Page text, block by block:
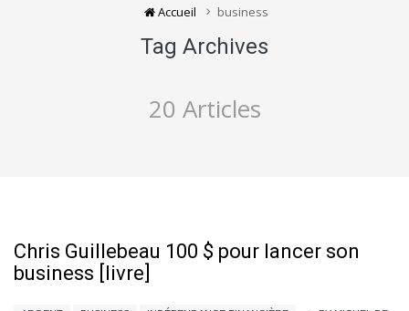
Accueil business
Tag Archives
20 Articles
Chris Guillebeau 100 $ pour lancer son
business [livre]